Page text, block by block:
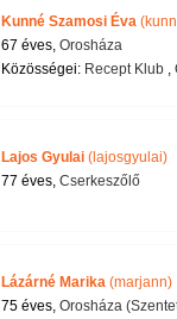
Kunné Szamosi Éva
67 éves, Orosháza
Közösségei: Recept Klub ,
Lajos Gyulai (lajosgyulai)
77 éves, Cserkeszőlő
Lázárné Marika (marjann)
75 éves, Orosháza